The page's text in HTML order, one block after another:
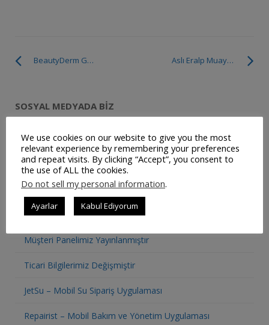
Aslı Eralp Muayenehanesi
BeautyDerm Güzellik ve Sağlık Merkezi Bd Güz.Sağ.Merk.Tic.Ltd.Şti.
SOSYAL MEDYADA BIZ
SON YAZILAR
Restoran Otomasyon Sistemi
Müşteri Panelimiz Yayınlanmıştır
Ticari Bilgilerimiz Değişmiştir
JetSu – Mobil Su Sipariş Uygulaması
Repairist – Mobil Bakım ve Yönetim Uygulaması
We use cookies on our website to give you the most
relevant experience by remembering your preferences
and repeat visits. By clicking “Accept”, you consent to
the use of ALL the cookies.
Do not sell my personal information.
Ayarlar Kabul Ediyorum